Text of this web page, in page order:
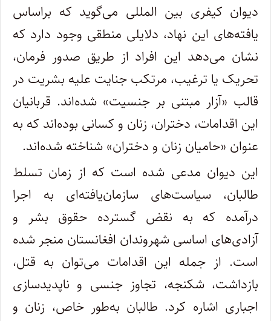
دیوان کیفری بین المللی می‌گوید که براساس
یافته‌های این نهاد، دلایلی منطقی وجود دارد که
نشان می‌دهد این افراد از طریق صدور فرمان،
تحریک یا ترغیب، مرتکب جنایت علیه بشریت در
قالب «آزار مبتنی بر جنسیت» شده‌اند. قربانیان
این اقدامات، دختران، زنان و کسانی بوده‌اند که به
عنوان «حامیان زنان و دختران» شناخته شده‌اند.
این دیوان مدعی شده است که از زمان تسلط
طالبان، سیاست‌های سازمان‌یافته‌ای به اجرا
درآمده که به نقض گسترده حقوق بشر و
آزادی‌های اساسی شهروندان افغانستان منجر شده‌
است. از جمله این اقدامات می‌توان به قتل،
بازداشت، شکنجه، تجاوز جنسی و ناپدیدسازی
اجباری اشاره کرد. طالبان به‌طور خاص، زنان و